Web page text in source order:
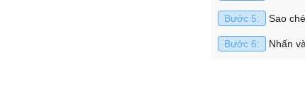
Bước 5: Sao
Bước 6: Nhấn